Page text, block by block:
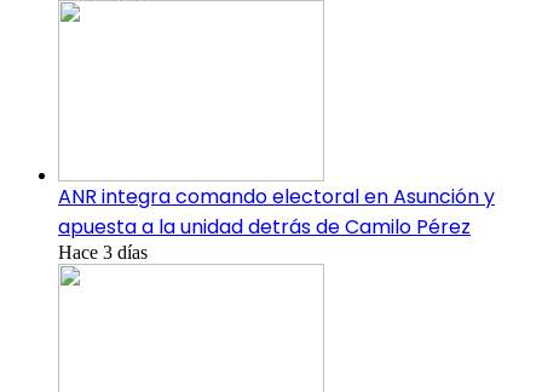
ANR integra comando electoral en Asunción y
apuesta a la unidad detrás de Camilo Pérez
Hace 3 días